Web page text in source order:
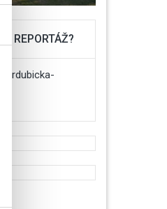
REPORTÁŽ?